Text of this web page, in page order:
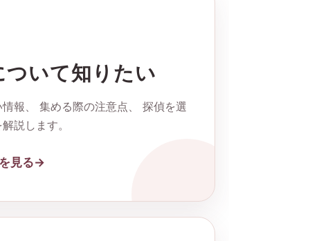
ついて知りたい
報、 集める際の注意点、 探偵を選
説します。
見る